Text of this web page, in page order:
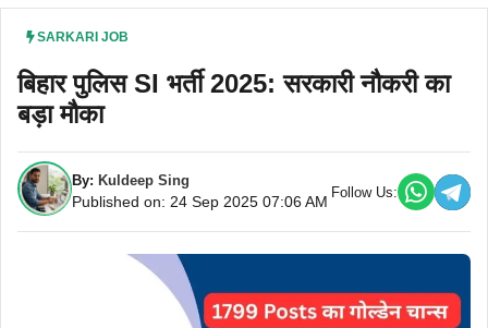
SARKARI JOB
बिहार पुलिस SI भर्ती 2025: सरकारी नौकरी का
बड़ा मौका
By: Kuldeep Sing
Published on: 24 Sep 2025 07:06 AM
Follow Us: